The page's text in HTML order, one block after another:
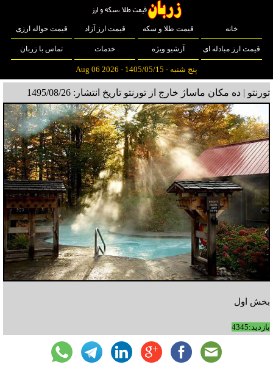
خانه قیمت طلا و سکه قیمت ارز آزاد قیمت حواله ارزی
قیمت ارز مبادله ای آرشیو ویژه خدمات تماس با زربان
پنج شنبه - 1405/05/15 - Aug 06 2026
تورنتو | ده مکان ماساژ خارج از تورنتو تاریخ انتشار: 1495/08/26
بخش اول
بازدید:4345